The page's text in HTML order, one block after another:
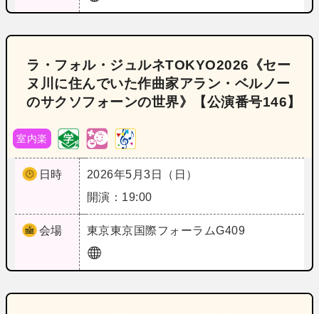
ラ・フォル・ジュルネTOKYO2026《セー
ヌ川に住んでいた作曲家アラン・ベルノー
のサクソフォーンの世界》【公演番号146】
室内楽
日時
2026年5月3日（日）
開演：19:00
会場 東京東京国際フォーラムG409